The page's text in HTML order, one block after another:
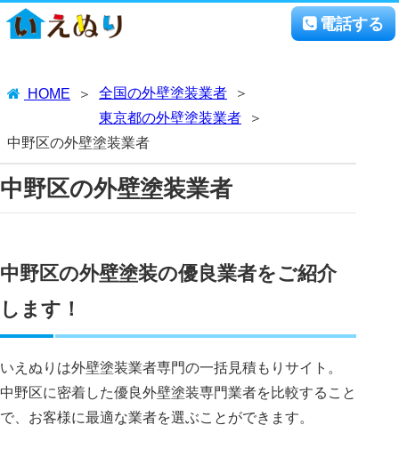
電話する
HOME
全国の外壁塗装業者
東京都の外壁塗装業者
中野区の外壁塗装業者
中野区の外壁塗装業者
中野区の外壁塗装の優良業者をご紹介
します！
いえぬりは外壁塗装業者専門の一括見積もりサイト。
中野区に密着した優良外壁塗装専門業者を比較すること
で、お客様に最適な業者を選ぶことができます。